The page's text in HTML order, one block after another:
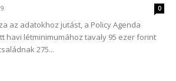
0
az adatokhoz jutást, a Policy Agenda
havi létminimumához tavaly 95 ezer forint
275...